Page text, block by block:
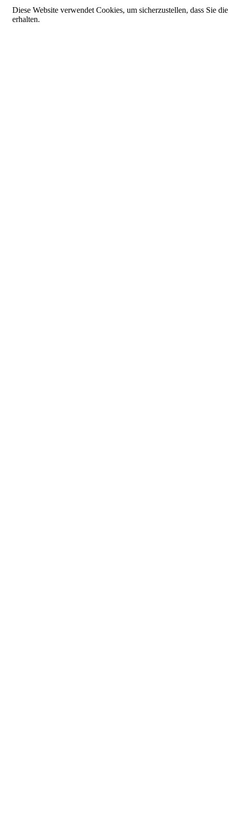
Diese Website verwendet Cookies, um sicherzustellen, dass Sie
erhalten.